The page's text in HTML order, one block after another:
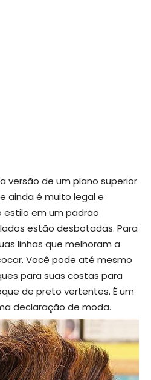
versão de um plano superior
ainda é muito legal e
estilo em um padrão
estão desbotadas. Para
linhas que melhoram a
Você pode até mesmo
para suas costas para
de preto vertentes. É um
declaração de moda.